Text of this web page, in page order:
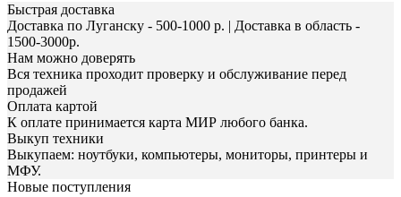
Быстрая доставка
Доставка по Луганску - 500-1000 р. | Доставка в область -
1500-3000р.
Нам можно доверять
Вся техника проходит проверку и обслуживание перед
продажей
Оплата картой
К оплате принимается карта МИР любого банка.
Выкуп техники
Выкупаем: ноутбуки, компьютеры, мониторы, принтеры и
МФУ.
Новые поступления